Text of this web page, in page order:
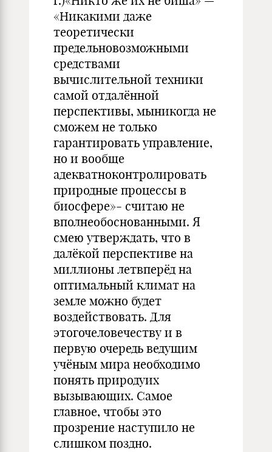
«Никакими даже
теоретически
предельновозможными
средствами
вычислительной техники
самой отдалённой
перспективы, мыникогда не
сможем не только
гарантировать управление,
но и вообще
адекватноконтролировать
природные процессы в
биосфере»- считаю не
вполнеобоснованными. Я
смею утверждать, что в
далёкой перспективе на
миллионы летвперёд на
оптимальный климат на
земле можно будет
воздействовать. Для
этогочеловечеству и в
первую очередь ведущим
учёным мира необходимо
понять природуих
вызывающих. Самое
главное, чтобы это
прозрение наступило не
слишком поздно.